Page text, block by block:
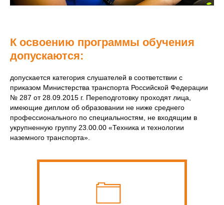
К освоению программы обучения
допускаются:
допускается категория слушателей в соответствии с
приказом Министерства транспорта Российской Федерации
№ 287 от 28.09.2015 г. Переподготовку проходят лица,
имеющие диплом об образовании не ниже среднего
профессионального по специальностям, не входящим в
укрупненную группу 23.00.00 «Техника и технологии
наземного транспорта».